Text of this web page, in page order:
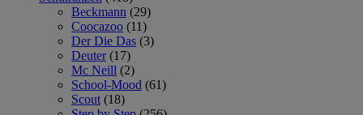
Beckmann (29)
Coocazoo (11)
Der Die Das (3)
Deuter (17)
Mc Neill (2)
School-Mood (61)
Scout (18)